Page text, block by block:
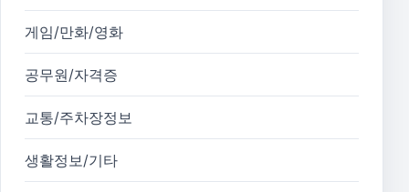
게임/만화/영화
공무원/자격증
교통/주차장정보
생활정보/기타